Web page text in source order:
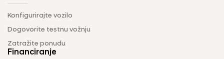
Konfigurirajte vozilo
Dogovorite testnu vožnju
Zatražite ponudu
Financiranje